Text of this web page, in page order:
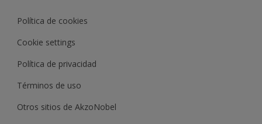
Política de cookies
Cookie settings
Política de privacidad
Términos de uso
Otros sitios de AkzoNobel